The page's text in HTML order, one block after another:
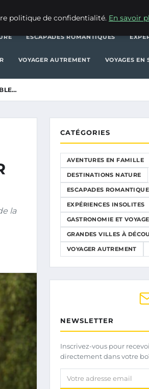
ESCAPADES ROMANTIQUES
VOYAGER AUTREMENT VOYAGES EN
la
CATÉGORIES
AVENTURES EN FAMILLE
DESTINATIONS NATURE
ESCAPADES
EXPÉRIENCES INSOLITES
GASTRONOMIE ET
GRANDES VILLES À
VOYAGER AUTREMENT
NEWSLETTER
Inscrivez-vous pour
directement dans votre
Votre adresse email
politique de confidentialité. En savoir